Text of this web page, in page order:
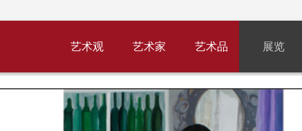
艺术观 艺术家 艺术品 展览